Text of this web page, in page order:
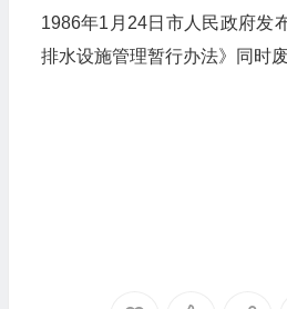
1986年1月24日市人民政府发
排水设施管理暂行办法》同时废